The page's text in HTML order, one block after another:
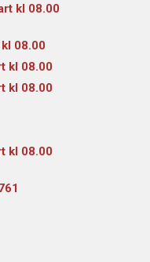
kl 08.00
08.00
kl 08.00
kl 08.00
kl 08.00